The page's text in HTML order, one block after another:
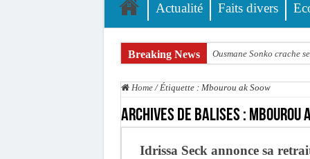
Actualité Faits divers
Breaking News Ousmane Sonko crache
Tivaouane : les
Home / Étiquette : Mbourou ak Soow
Archives de balises : Mbourou
Idrissa Seck annonce sa